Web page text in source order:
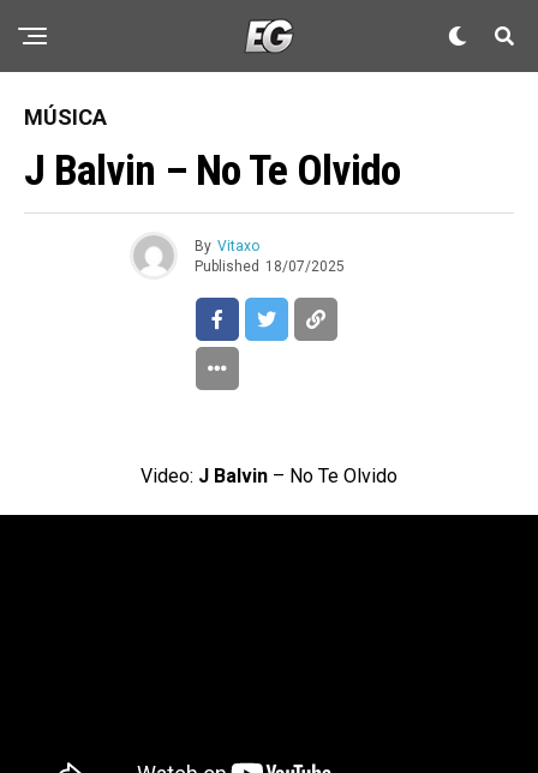
MÚSICA
J Balvin – No Te Olvido
By Vitaxo
Published 18/07/2025
Video: J Balvin – No Te Olvido